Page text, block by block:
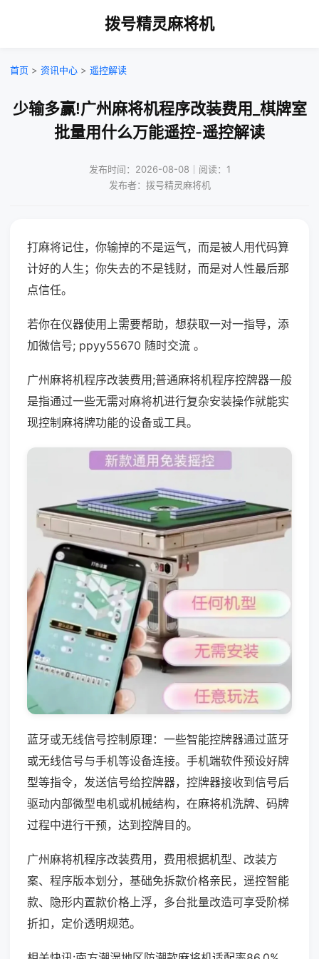
拨号精灵麻将机
首页 > 资讯中心 > 遥控解读
少输多赢!广州麻将机程序改装费用_棋牌室
批量用什么万能遥控-遥控解读
发布时间：2026-08-08｜阅读：1
发布者：拨号精灵麻将机
打麻将记住，你输掉的不是运气，而是被人用代码算
计好的人生；你失去的不是钱财，而是对人性最后那
点信任。
若你在仪器使用上需要帮助，想获取一对一指导，添
加微信号; ppyy55670 随时交流 。
广州麻将机程序改装费用;普通麻将机程序控牌器一般
是指通过一些无需对麻将机进行复杂安装操作就能实
现控制麻将牌功能的设备或工具。
蓝牙或无线信号控制原理：一些智能控牌器通过蓝牙
或无线信号与手机等设备连接。手机端软件预设好牌
型等指令，发送信号给控牌器，控牌器接收到信号后
驱动内部微型电机或机械结构，在麻将机洗牌、码牌
过程中进行干预，达到控牌目的。
广州麻将机程序改装费用，费用根据机型、改装方
案、程序版本划分，基础免拆款价格亲民，遥控智能
款、隐形内置款价格上浮，多台批量改造可享受阶梯
折扣，定价透明规范。